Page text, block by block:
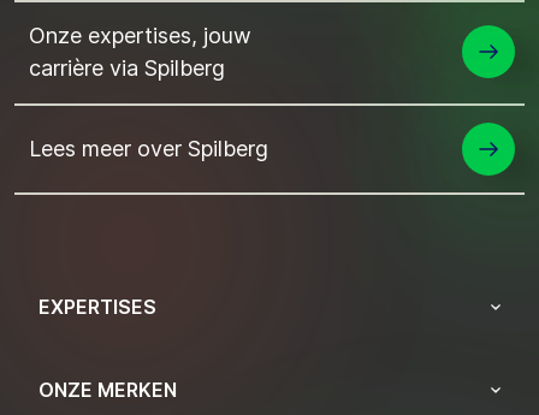
Onze expertises, jouw
carrière via Spilberg
Lees meer over Spilberg
EXPERTISES
ONZE MERKEN